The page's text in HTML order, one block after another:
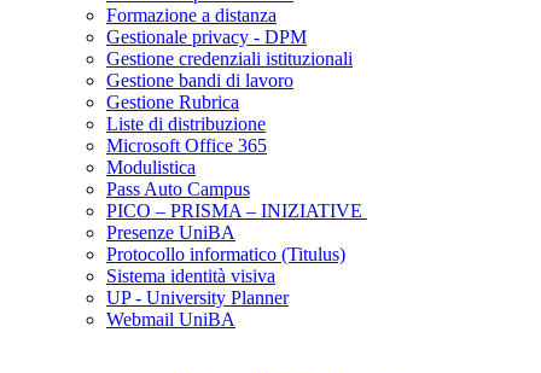
Formazione a distanza
Gestionale privacy - DPM
Gestione credenziali istituzionali
Gestione bandi di lavoro
Gestione Rubrica
Liste di distribuzione
Microsoft Office 365
Modulistica
Pass Auto Campus
PICO – PRISMA – INIZIATIVE
Presenze UniBA
Protocollo informatico (Titulus)
Sistema identità visiva
UP - University Planner
Webmail UniBA